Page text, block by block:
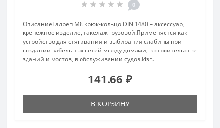
0
ОписаниеТалреп М8 крюк-кольцо DIN 1480 – аксессуар,
крепежное изделие, такелаж грузовой.Применяется как
устройство для стягивания и выбирания слабины при
создании кабельных сетей между домами, в строительстве
зданий и мостов, в обслуживании судов.Изг..
141.66 ₽
В КОРЗИНУ